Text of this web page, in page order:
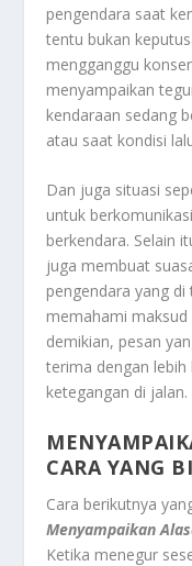
pengendara saat
tentu bukan
mengganggu
menyampaikan
kendaraan sedang
atau saat kondisi
Dan juga situasi
untuk
berkendara. Selain
juga membuat
pengendara yang
memahami
demikian, pesan
terima dengan
ketegangan di jalan.
CARA YANG
Cara berikutnya
Menyampaikan
Ketika menegur